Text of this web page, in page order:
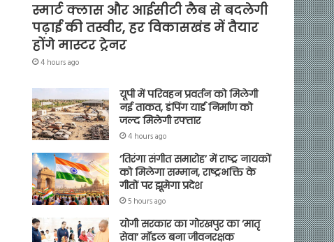
स्मार्ट क्लास और आईसीटी लैब से बदलेगी
पढ़ाई की तस्वीर, हर विकासखंड में तैयार
होंगे मास्टर ट्रेनर
4 hours ago
यूपी में परिवहन प्रवर्तन को मिलेगी
नई ताकत, डंपिंग यार्ड निर्माण को
जल्द मिलेगी रफ्तार
4 hours ago
‘तिरंगा संगीत समारोह’ में राष्ट्र नायकों
को मिलेगा सम्मान, राष्ट्रभक्ति के
गीतों पर झूमेगा प्रदेश
5 hours ago
योगी सरकार का गोरखपुर का ‘मातृ
सेवा’ मॉडल बना जीवनरक्षक